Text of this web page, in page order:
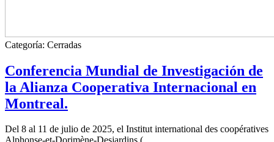
Categoría: Cerradas
Conferencia Mundial de Investigación de
la Alianza Cooperativa Internacional en
Montreal.
Del 8 al 11 de julio de 2025, el Institut international des coopératives